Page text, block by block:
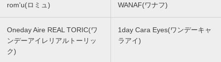
rom'u(ロミュ) WANAF(ワナフ)
Oneday Aire REAL TORIC(ワ
ンデーアイレリアルトーリッ
ク)
1day Cara Eyes(ワンデーキャ
ラアイ)